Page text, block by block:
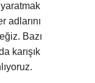
adlarını
Bazı
karışık